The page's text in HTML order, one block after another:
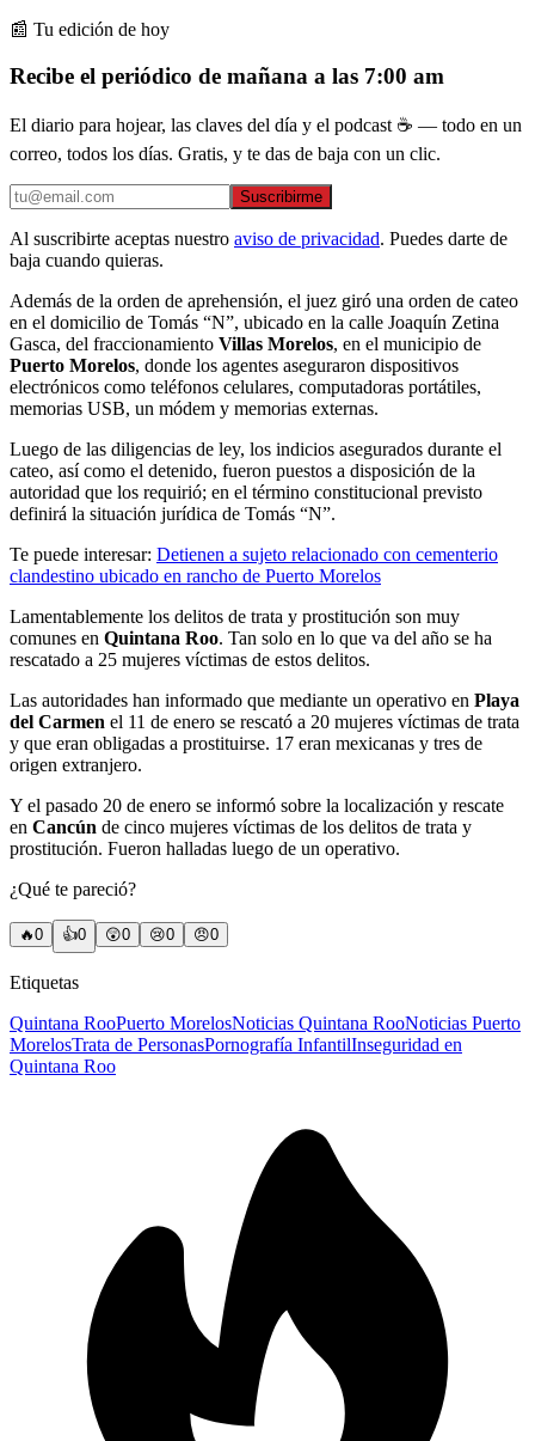
📰 Tu edición de hoy
Recibe el periódico de mañana a las 7:00 am
El diario para hojear, las claves del día y el podcast ☕ — todo en un
correo, todos los días. Gratis, y te das de baja con un clic.
Suscribirme
Al suscribirte aceptas nuestro aviso de privacidad. Puedes darte de
baja cuando quieras.
Además de la orden de aprehensión, el juez giró una orden de cateo
en el domicilio de Tomás “N”, ubicado en la calle Joaquín Zetina
Gasca, del fraccionamiento Villas Morelos, en el municipio de
Puerto Morelos, donde los agentes aseguraron dispositivos
electrónicos como teléfonos celulares, computadoras portátiles,
memorias USB, un módem y memorias externas.
Luego de las diligencias de ley, los indicios asegurados durante el
cateo, así como el detenido, fueron puestos a disposición de la
autoridad que los requirió; en el término constitucional previsto
definirá la situación jurídica de Tomás “N”.
Te puede interesar: Detienen a sujeto relacionado con cementerio
clandestino ubicado en rancho de Puerto Morelos
Lamentablemente los delitos de trata y prostitución son muy
comunes en Quintana Roo. Tan solo en lo que va del año se ha
rescatado a 25 mujeres víctimas de estos delitos.
Las autoridades han informado que mediante un operativo en Playa
del Carmen el 11 de enero se rescató a 20 mujeres víctimas de trata
y que eran obligadas a prostituirse. 17 eran mexicanas y tres de
origen extranjero.
Y el pasado 20 de enero se informó sobre la localización y rescate
en Cancún de cinco mujeres víctimas de los delitos de trata y
prostitución. Fueron halladas luego de un operativo.
¿Qué te pareció?
🔥0 👍0 😲0 😢0 😠0
Etiquetas
Quintana RooPuerto MorelosNoticias Quintana RooNoticias Puerto
MorelosTrata de PersonasPornografía InfantilInseguridad en
Quintana Roo